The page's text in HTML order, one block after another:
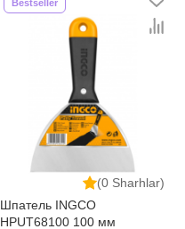
(0 Sharhlar)
Bestseller
Шпатель INGCO
HPUT68100 100 мм